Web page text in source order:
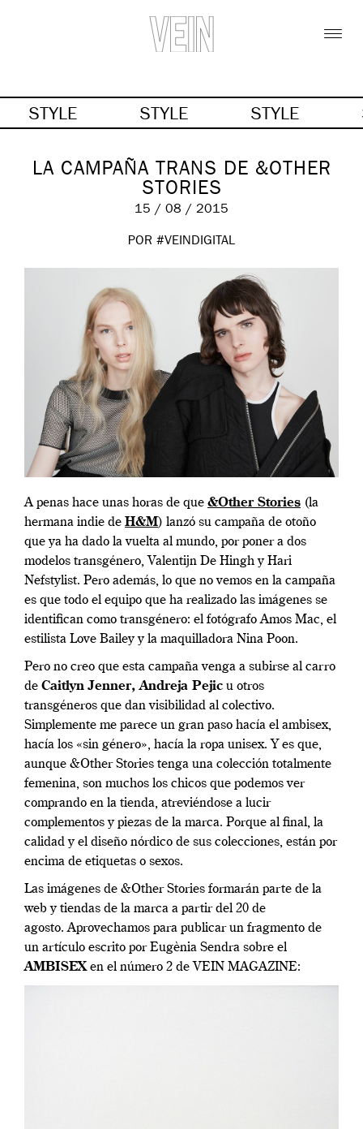
STYLE STYLE STYLE
LA CAMPAÑA TRANS DE &OTHER
STORIES
15 / 08 / 2015
POR #VEINDIGITAL
A penas hace unas horas de que &Other Stories (la
hermana indie de H&M) lanzó su campaña de otoño
que ya ha dado la vuelta al mundo, por poner a dos
modelos transgénero, Valentijn De Hingh y Hari
Nefstylist. Pero además, lo que no vemos en la campaña
es que todo el equipo que ha realizado las imágenes se
identifican como transgénero: el fotógrafo Amos Mac, el
estilista Love Bailey y la maquilladora Nina Poon.
Pero no creo que esta campaña venga a subirse al carro
de Caitlyn Jenner, Andreja Pejic u otros
transgéneros que dan visibilidad al colectivo.
Simplemente me parece un gran paso hacía el ambisex,
hacía los «sin género», hacía la ropa unisex. Y es que,
aunque &Other Stories tenga una colección totalmente
femenina, son muchos los chicos que podemos ver
comprando en la tienda, atreviéndose a lucir
complementos y piezas de la marca. Porque al final, la
calidad y el diseño nórdico de sus colecciones, están por
encima de etiquetas o sexos.
Las imágenes de &Other Stories formarán parte de la
web y tiendas de la marca a partir del 20 de
agosto. Aprovechamos para publicar un fragmento de
un artículo escrito por Eugènia Sendra sobre el
AMBISEXen el número 2 de VEIN MAGAZINE: